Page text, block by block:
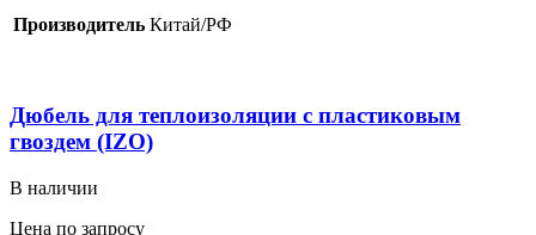
Производитель Китай/РФ
Дюбель для теплоизоляции с пластиковым
гвоздем (IZO)
В наличии
Цена по запросу